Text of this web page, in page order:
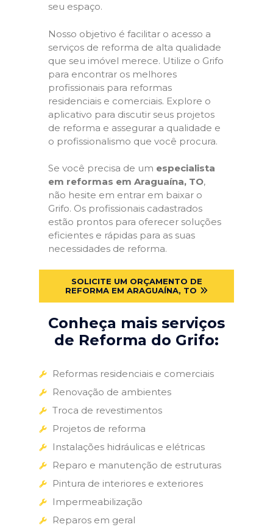
seu espaço.
Nosso objetivo é facilitar o acesso a
serviços de reforma de alta qualidade
que seu imóvel merece. Utilize o Grifo
para encontrar os melhores
profissionais para reformas
residenciais e comerciais. Explore o
aplicativo para discutir seus projetos
de reforma e assegurar a qualidade e
o profissionalismo que você procura.
Se você precisa de um especialista
em reformas em Araguaína, TO,
não hesite em entrar em baixar o
Grifo. Os profissionais cadastrados
estão prontos para oferecer soluções
eficientes e rápidas para as suas
necessidades de reforma.
SOLICITE UM ORÇAMENTO DE
REFORMA EM ARAGUAÍNA, TO
Conheça mais serviços
de Reforma do Grifo:
Reformas residenciais e comerciais
Renovação de ambientes
Troca de revestimentos
Projetos de reforma
Instalações hidráulicas e elétricas
Reparo e manutenção de estruturas
Pintura de interiores e exteriores
Impermeabilização
Reparos em geral